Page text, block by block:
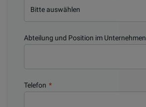
Abteilung und Position im Unternehmen
Telefon *